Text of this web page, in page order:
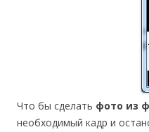
Что бы сделать фото из
необходимый кадр и